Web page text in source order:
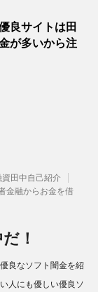
良サイトは田
が多いから注
資田中自己紹介
金融からお金を借
！
良なソフト闇金を紹
人にも優しい優良ソ